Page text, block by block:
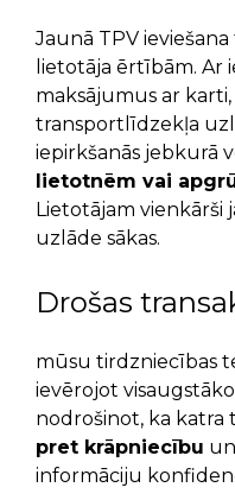
Jaunā TPV
lietotāja ērtībām. Ar
maksājumus ar
transportlīdzekļa
iepirkšanās jebkurā
lietotnēm vai
Lietotājam vienkārši
uzlāde sākas.
Drošas
mūsu tirdzniecības
ievērojot
nodrošinot, ka katra
pret krāpniecību
informāciju